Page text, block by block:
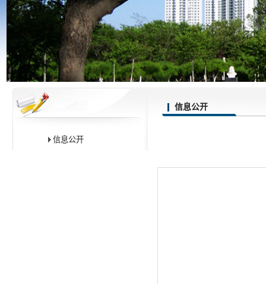
信息公开
信息公开